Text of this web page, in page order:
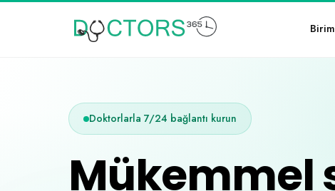
Doktorlarla 7/24 bağlantı kurun
Mükemmel